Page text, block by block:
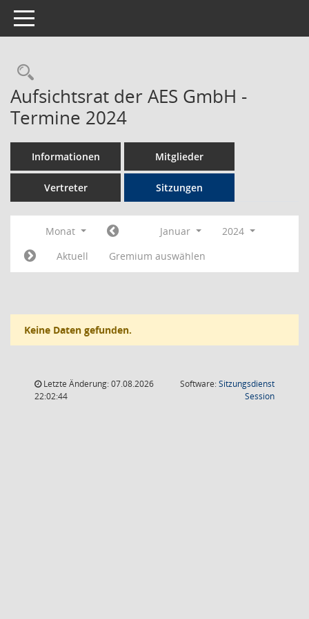
Toggle navigation
Rechercheauswahl
Aufsichtsrat der AES GmbH -
Termine 2024
Informationen Mitglieder
Vertreter Sitzungen
Monat Januar
2024
Aktuell
Gremium auswählen
Keine Daten gefunden.
Letzte Änderung: 07.08.2026
22:02:44
Software:Sitzungsdienst
Session(Wird in